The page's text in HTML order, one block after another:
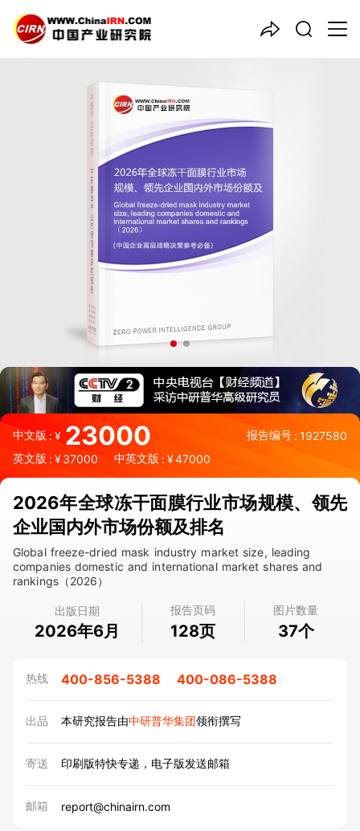
中文版:¥ 23000 报告编号 : 1927580
英文版 : ¥37000 中英文版 : ¥47000
2026年全球冻干面膜行业市场规模、领先
企业国内外市场份额及排名
Global freeze-dried mask industry market size, leading
companies domestic and international market shares and
rankings（2026）
出版日期
2026年6月
报告页码
128页
图片数量
37个
热线 400-856-5388 400-086-5388
出品 本研究报告由中研普华集团领衔撰写
寄送 印刷版特快专递，电子版发送邮箱
邮箱 report@chinairn.com
中国产业咨询领导者
2026年全球
场规模、领先企业国内外市场
份额及排名
品质保障，一年免费更新维护
出版日期：2026年6月
《2026年全球冻干面膜行业市场规模、领先企业国内外市场份额
及排名》由中研普华冻干面膜行业分析专家领衔撰写，主要分析了
冻干面膜行业的市场规模、发展现状与投资前景，同时对冻干面膜
行业的未来发展做出科学的趋势预测和专业的冻干面膜行业数据分
析，帮助客户评估冻干面膜行业投资价值。
27年研究经验，深度洞察行业驱动力
多元化、高学历的实战型精英团队